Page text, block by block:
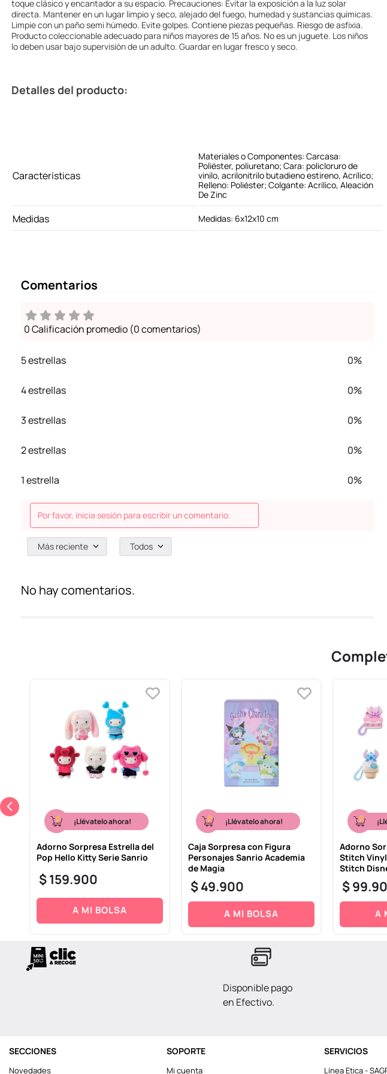
toque clásico y encantador a su espacio. Precauciones: Evitar la exposición a la luz solar
directa. Mantener en un lugar limpio y seco, alejado del fuego, humedad y sustancias químicas.
Limpie con un paño semi húmedo. Evite golpes. Contiene piezas pequeñas. Riesgo de asfixia.
Producto coleccionable adecuado para niños mayores de 15 años. No es un juguete. Los niños
lo deben usar bajo supervisión de un adulto. Guardar en lugar fresco y seco.
Detalles del producto:
Características
Materiales o Componentes: Carcasa:
Poliéster, poliuretano; Cara: policloruro de
vinilo, acrilonitrilo butadieno estireno, Acrílico;
Relleno: Poliéster; Colgante: Acrílico, Aleación
De Zinc
Medidas Medidas: 6x12x10 cm
Comentarios
0 Calificación promedio (0 comentarios)
5 estrellas 0%
4 estrellas 0%
3 estrellas 0%
2 estrellas 0%
1 estrella 0%
Por favor, inicia sesión para escribir un comentario.
Más reciente Todos
No hay comentarios.
¡Llévatelo ahora!
Adorno Sorpresa Estrella del
Pop Hello Kitty Serie Sanrio
$159.900
A MI BOLSA
¡Llévatelo ahora!
Caja Sorpresa con Figura
Personajes Sanrio Academia
de Magia
$49.900
A MI BOLSA
Adorno
Stitch
Stitch
$99.
A
Disponible pago
en Efectivo.
SECCIONES
Novedades
SOPORTE
Mi cuenta
SERVICIOS
Línea Etica -